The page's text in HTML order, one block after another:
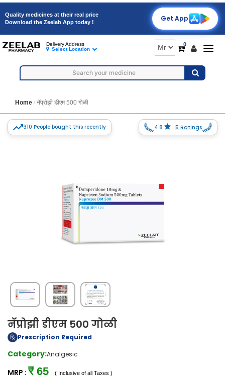
Quality medicines at their real price
Download the Zeelab App today !
Get App
0
Delivery Address
Select Location
Home नॅप्रोझी डीएम 500 गोळी
310 People bought this recently 4.8 5 Ratings
नॅप्रोझी डीएम 500 गोळी
Prescription Required
Category:Analgesic
MRP : ₹ 65 ( Inclusive of all Taxes )